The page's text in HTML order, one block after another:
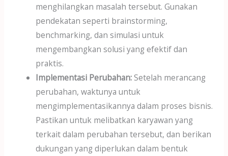
menghilangkan masalah tersebut. Gunakan
pendekatan seperti brainstorming,
benchmarking, dan simulasi untuk
mengembangkan solusi yang efektif dan
praktis.
Implementasi Perubahan: Setelah merancang
perubahan, waktunya untuk
mengimplementasikannya dalam proses bisnis.
Pastikan untuk melibatkan karyawan yang
terkait dalam perubahan tersebut, dan berikan
dukungan yang diperlukan dalam bentuk